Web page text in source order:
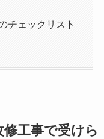
チェックリスト
工事で受けら